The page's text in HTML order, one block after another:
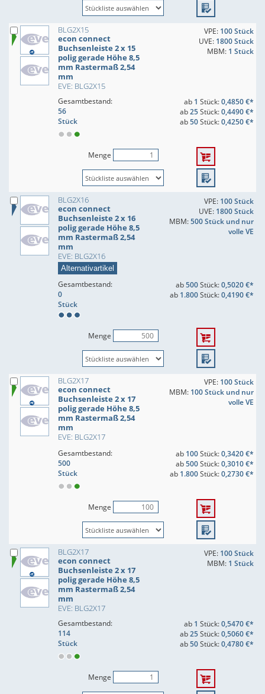
BLG2X15
econ connect
Buchsenleiste 2 x 15
polig gerade Höhe 8,5
mm Rastermaß 2,54
mm
EVE: BLG2X15
VPE: 100 Stück
UVE: 1800 Stück
MBM: 1 Stück
Gesamtbestand:
56
Stück
ab 1 Stück:0,4850 €*
ab25Stück:0,4490 €*
ab50Stück:0,4250 €*
Menge
BLG2X16
econ connect
Buchsenleiste 2 x 16
polig gerade Höhe 8,5
mm Rastermaß 2,54
mm
EVE: BLG2X16
Alternativartikel
VPE: 100 Stück
UVE: 1800 Stück
MBM:500 Stück und nur
volle VE
Gesamtbestand:
0
Stück
ab500Stück:0,5020 €*
ab 1.800Stück:0,4190 €*
Menge
BLG2X17
econ connect
Buchsenleiste 2 x 17
polig gerade Höhe 8,5
mm Rastermaß 2,54
mm
EVE: BLG2X17
VPE: 100 Stück
MBM: 100 Stück und nur
volle VE
Gesamtbestand:
500
Stück
ab 100Stück:0,3420 €*
ab500Stück:0,3010 €*
ab 1.800Stück:0,2730 €*
Menge
BLG2X17
econ connect
Buchsenleiste 2 x 17
polig gerade Höhe 8,5
mm Rastermaß 2,54
mm
EVE: BLG2X17
VPE: 100 Stück
MBM: 1 Stück
Gesamtbestand:
114
Stück
ab 1 Stück:0,5470 €*
ab25Stück:0,5060 €*
ab50Stück:0,4780 €*
Menge